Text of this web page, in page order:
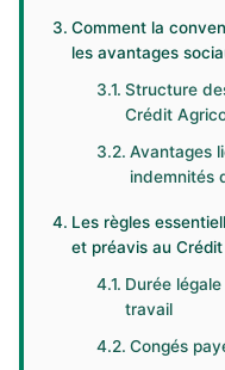
Comment la
les avantages
Structure
Crédit
Avantages
indemnités
Les règles
et préavis au
Durée
travail
Congés